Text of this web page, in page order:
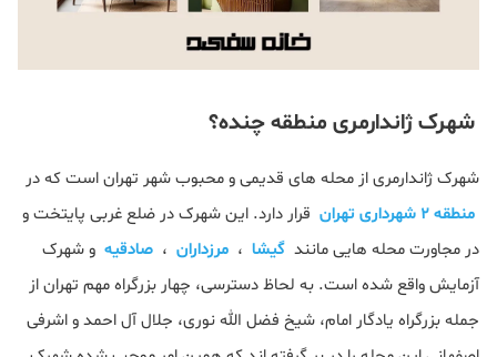
شهرک ژاندارمری منطقه چنده؟
شهرک ژاندارمری از محله‌ های قدیمی و محبوب شهر تهران است که در
منطقه 2 شهرداری تهران
قرار دارد. این شهرک در ضلع غربی پایتخت و
در مجاورت محله‌ هایی مانند گیشا ، مرزداران ، صادقیه و شهرک
آزمایش واقع شده است. به لحاظ دسترسی، چهار بزرگراه مهم تهران از
جمله بزرگراه یادگار امام، شیخ فضل‌ الله نوری، جلال آل احمد و اشرفی